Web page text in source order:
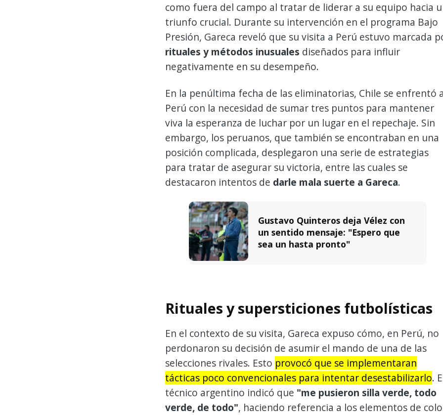
como fuera del campo al tratar de liderar a su equipo hacia
triunfo crucial. Durante su intervención en el programa Bajo
Presión, Gareca reveló que su visita a Perú estuvo marcada
rituales y métodos inusuales diseñados para influir
negativamente en su desempeño.
En la penúltima fecha de las eliminatorias, Chile se enfrentó
Perú con la necesidad de sumar tres puntos para mantener
viva la esperanza de luchar por un lugar en el repechaje. Sin
embargo, los peruanos, que también se encontraban en una
posición complicada, desplegaron una serie de estrategias
para tratar de asegurar su victoria, entre las cuales se
destacaron intentos de darle mala suerte a Gareca.
Gustavo Quinteros deja Vélez con
un sentido mensaje: "Espero que
sea un hasta pronto"
Rituales y supersticiones futbolísticas
En el contexto de su visita, Gareca expuso cómo, en Perú, no
perdonaron su decisión de asumir el mando de una de las
selecciones rivales. Esto provocó que se implementaran
tácticas poco convencionales para intentar desestabilizarlo.
técnico argentino indicó que "me pusieron silla verde, todo
verde, de todo", haciendo referencia a los elementos de